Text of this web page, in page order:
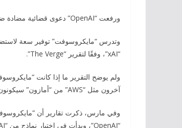
ورفعت “OpenAI” دعوى قضائية مضادة ضد ماسك الشهر الماضي.
وتدرس “مايكروسوفت” توفير سعة
“xAI”، وفقًا لتقرير “The Verge”.
ولم يوضح التقرير ما إذا كانت
آخرون مثل “AWS” من “أمازون” سيكونون قادرين أيضًا على استضافة النموذج، بحسب وكالة رويترز.
وفي مارس، ذكرت تقارير أن